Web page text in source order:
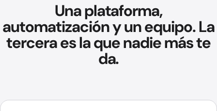
Una plataforma,
automatización y un equipo. La
tercera es la que nadie más te
da.